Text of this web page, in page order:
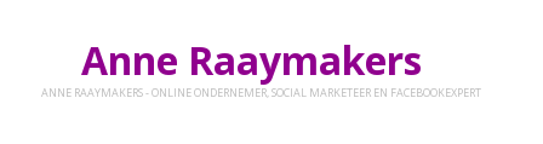
Anne Raaymakers
ANNE RAAYMAKERS - ONLINE ONDERNEMER, SOCIAL MARKETEER EN FACEBOOKEXPERT